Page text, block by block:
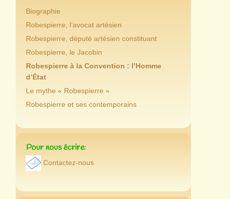
Biographie
Robespierre, l’avocat artésien
Robespierre, député artésien constituant
Robespierre, le Jacobin
Robespierre à la Convention : l’Homme
d’État
Le mythe « Robespierre »
Robespierre et ses contemporains
Pour nous écrire:
Contactez-nous